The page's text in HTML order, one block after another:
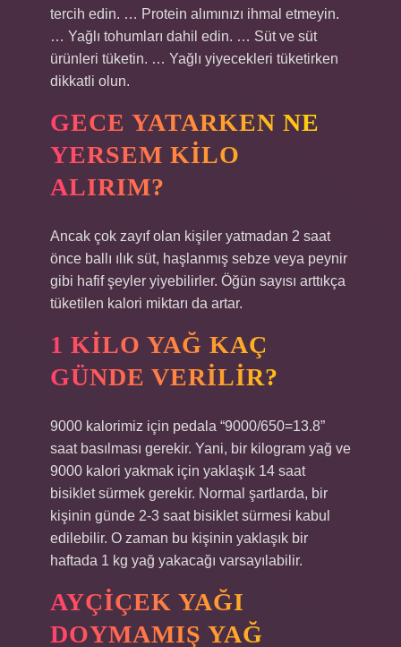
tercih edin. … Protein alımınızı ihmal etmeyin.
… Yağlı tohumları dahil edin. … Süt ve süt
ürünleri tüketin. … Yağlı yiyecekleri tüketirken
dikkatli olun.
GECE YATARKEN NE
YERSEM KILO
ALIRIM?
Ancak çok zayıf olan kişiler yatmadan 2 saat
önce ballı ılık süt, haşlanmış sebze veya peynir
gibi hafif şeyler yiyebilirler. Öğün sayısı arttıkça
tüketilen kalori miktarı da artar.
1 KILO YAĞ KAÇ
GÜNDE VERILIR?
9000 kalorimiz için pedala “9000/650=13.8”
saat basılması gerekir. Yani, bir kilogram yağ ve
9000 kalori yakmak için yaklaşık 14 saat
bisiklet sürmek gerekir. Normal şartlarda, bir
kişinin günde 2-3 saat bisiklet sürmesi kabul
edilebilir. O zaman bu kişinin yaklaşık bir
haftada 1 kg yağ yakacağı varsayılabilir.
AYÇIÇEK YAĞI
DOYMAMIŞ YAĞ